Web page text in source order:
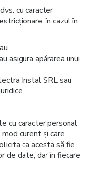
cu caracter
în cazul în
asigura apărarea unui
Instal SRL sau
cu caracter personal
curent și care
ca acesta să fie
de date, dar în fiecare